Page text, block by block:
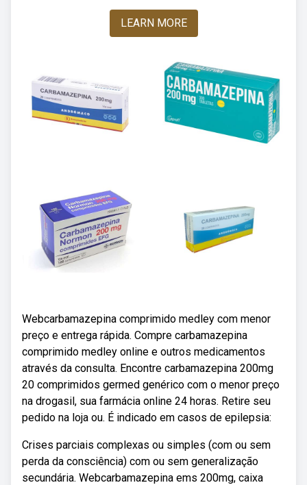
LEARN MORE
Webcarbamazepina comprimido medley com menor
preço e entrega rápida. Compre carbamazepina
comprimido medley online e outros medicamentos
através da consulta. Encontre carbamazepina 200mg
20 comprimidos germed genérico com o menor preço
na drogasil, sua farmácia online 24 horas. Retire seu
pedido na loja ou. É indicado em casos de epilepsia:
Crises parciais complexas ou simples (com ou sem
perda da consciência) com ou sem generalização
secundária. Webcarbamazepina ems 200mg, caixa